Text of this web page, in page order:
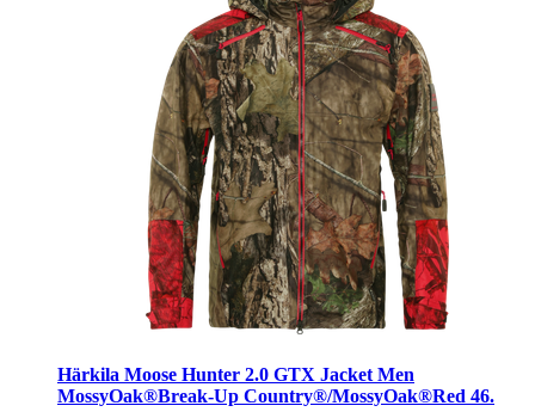
Härkila Moose Hunter 2.0 GTX Jacket Men
MossyOak®Break-Up Country®/MossyOak®Red 46.